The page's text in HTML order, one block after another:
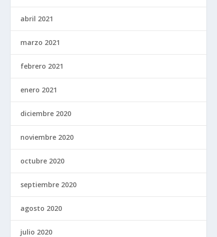
abril 2021
marzo 2021
febrero 2021
enero 2021
diciembre 2020
noviembre 2020
octubre 2020
septiembre 2020
agosto 2020
julio 2020